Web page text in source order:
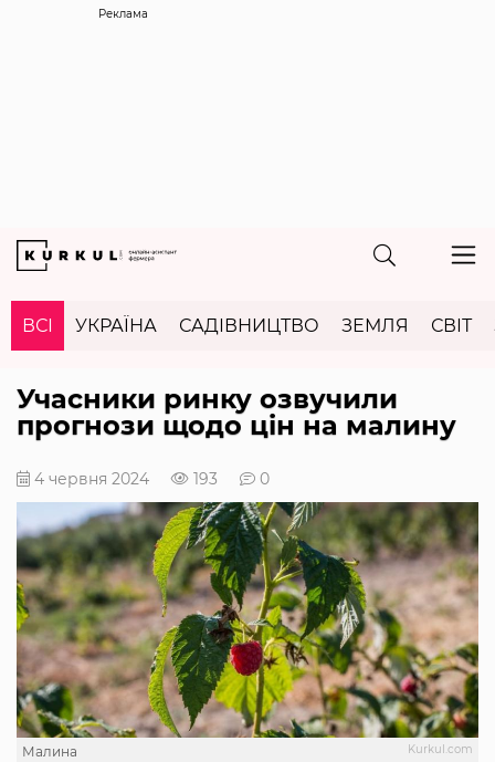
Реклама
ВСІ УКРАЇНА САДІВНИЦТВО ЗЕМЛЯ СВІТ
Учасники ринку озвучили
прогнози щодо цін на малину
4 червня 2024 193 0
Kurkul.com
Малина